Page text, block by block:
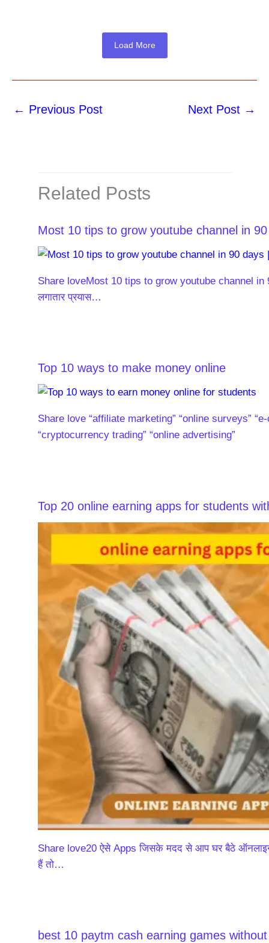
Load More
← Previous Post Next Post →
Related Posts
Most 10 tips to grow youtube channel in
Share loveMost 10 tips to grow youtube channel in
लगातार प्रयास…
Top 10 ways to make money online
Share love “affiliate marketing” “online surveys”
“cryptocurrency trading” “online advertising”
Top 20 online earning apps for students
Share love20 ऐसे Apps जिसके मदद से आप घर बैठे
हैं तो…
best 10 paytm cash earning games